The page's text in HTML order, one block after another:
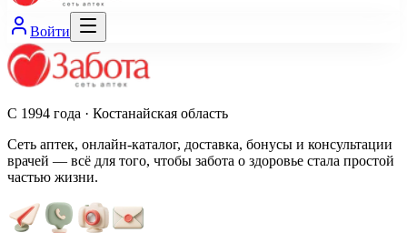
Войти
С 1994 года · Костанайская область
Сеть аптек, онлайн-каталог, доставка, бонусы и консультации
врачей — всё для того, чтобы забота о здоровье стала простой
частью жизни.